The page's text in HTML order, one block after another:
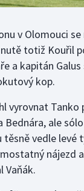
v Olomouci
totiž Kouřil
a kapitán
kop.
vyrovnat Tanko
Bednára, ale
vedle levé
nájezd
Vaňák.